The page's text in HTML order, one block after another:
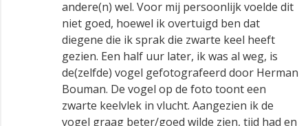
andere(n) wel. Voor mij persoonlijk voelde dit
niet goed, hoewel ik overtuigd ben dat
diegene die ik sprak die zwarte keel heeft
gezien. Een half uur later, ik was al weg, is
de(zelfde) vogel gefotografeerd door Herman
Bouman. De vogel op de foto toont een
zwarte keelvlek in vlucht. Aangezien ik de
vogel graag beter/goed wilde zien, tijd had en